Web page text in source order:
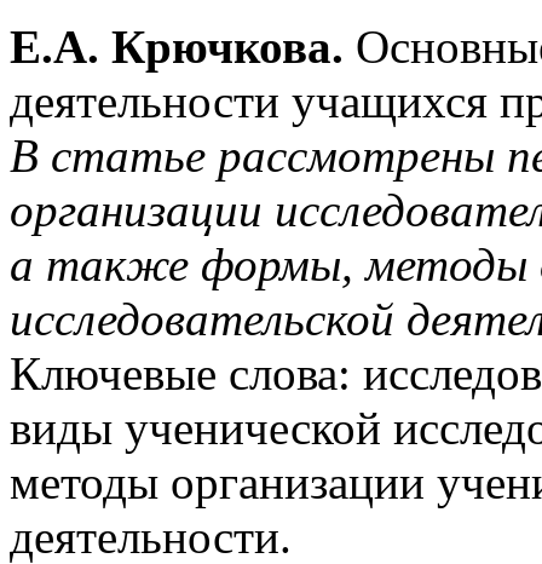
Е.А. Крючкова.
деятельности учащихся
В статье рассмотрены
организации
а также формы, методы
исследовательской
Ключевые слова:
виды ученической
методы организации
деятельности.